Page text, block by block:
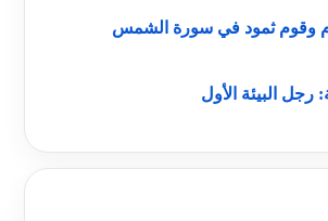
وقوم ثمود في سورة الشمس
رجل البيئة الأول